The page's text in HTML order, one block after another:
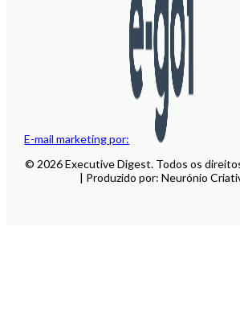
E-mail marketing por:
© 2026 Executive Digest. Todos os
| Produzido por: Neurónio